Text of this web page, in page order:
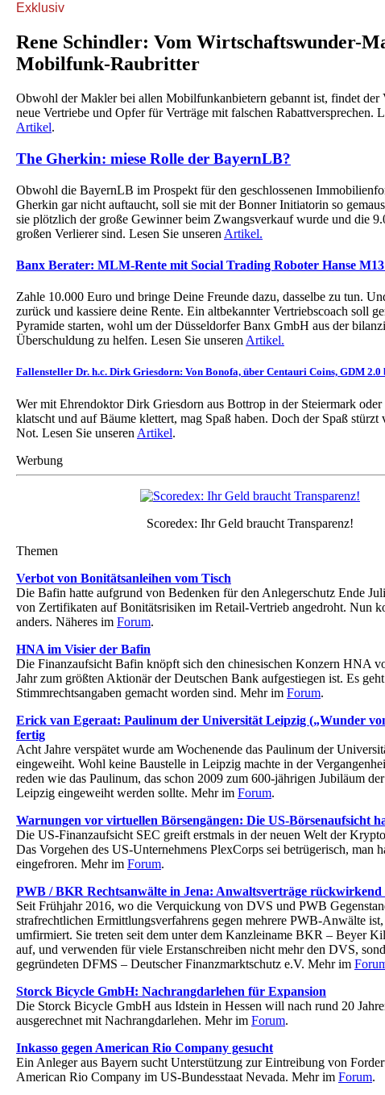
Exklusiv
Rene Schindler: Vom Wirtschaftswunder-
Mobilfunk-Raubritter
Obwohl der Makler bei allen Mobilfunkanbietern gebannt ist, findet der
neue Vertriebe und Opfer für Verträge mit falschen Rabattversprechen.
Artikel.
The Gherkin: miese Rolle der BayernLB?
Obwohl die BayernLB im Prospekt für den geschlossenen
Gherkin gar nicht auftaucht, soll sie mit der Bonner Initiatorin so
sie plötzlich der große Gewinner beim Zwangsverkauf wurde und die
großen Verlierer sind. Lesen Sie unseren Artikel.
Banx Berater: MLM-Rente mit Social Trading Roboter Hanse
Zahle 10.000 Euro und bringe Deine Freunde dazu, dasselbe zu tun.
zurück und kassiere deine Rente. Ein altbekannter Vertriebscoach soll
Pyramide starten, wohl um der Düsseldorfer Banx GmbH aus der
Überschuldung zu helfen. Lesen Sie unseren Artikel.
Fallensteller Dr. h.c. Dirk Griesdorn: Von Bonofa, über Centauri Coins, GDM
Wer mit Ehrendoktor Dirk Griesdorn aus Bottrop in der Steiermark
klatscht und auf Bäume klettert, mag Spaß haben. Doch der Spaß
Not. Lesen Sie unseren Artikel.
Werbung
Scoredex: Ihr Geld braucht Transparenz!
Themen
Verbot von Bonitätsanleihen vom Tisch
Die Bafin hatte aufgrund von Bedenken für den Anlegerschutz Ende
von Zertifikaten auf Bonitätsrisiken im Retail-Vertrieb angedroht. Nun
anders. Näheres im Forum.
HNA im Visier der Bafin
Die Finanzaufsicht Bafin knöpft sich den chinesischen Konzern HNA
Jahr zum größten Aktionär der Deutschen Bank aufgestiegen ist. Es
Stimmrechtsangaben gemacht worden sind. Mehr im Forum.
Erick van Egeraat: Paulinum der Universität Leipzig („Wunder
fertig
Acht Jahre verspätet wurde am Wochenende das Paulinum der
eingeweiht. Wohl keine Baustelle in Leipzig machte in der
reden wie das Paulinum, das schon 2009 zum 600-jährigen Jubiläum
Leipzig eingeweiht werden sollte. Mehr im Forum.
Warnungen vor virtuellen Börsengängen: Die US-Börsenaufsicht
Die US-Finanzaufsicht SEC greift erstmals in der neuen Welt der
Das Vorgehen des US-Unternehmens PlexCorps sei betrügerisch, man
eingefroren. Mehr im Forum.
PWB / BKR Rechtsanwälte in Jena: Anwaltsverträge rückwirkend
Seit Frühjahr 2016, wo die Verquickung von DVS und PWB
strafrechtlichen Ermittlungsverfahrens gegen mehrere PWB-Anwälte
umfirmiert. Sie treten seit dem unter dem Kanzleiname BKR – Beyer
auf, und verwenden für viele Erstanschreiben nicht mehr den DVS,
gegründeten DFMS – Deutscher Finanzmarktschutz e.V. Mehr im
Storck Bicycle GmbH: Nachrangdarlehen für Expansion
Die Storck Bicycle GmbH aus Idstein in Hessen will nach rund 20
ausgerechnet mit Nachrangdarlehen. Mehr im Forum.
Inkasso gegen American Rio Company gesucht
Ein Anleger aus Bayern sucht Unterstützung zur Eintreibung von
American Rio Company im US-Bundesstaat Nevada. Mehr im Forum.